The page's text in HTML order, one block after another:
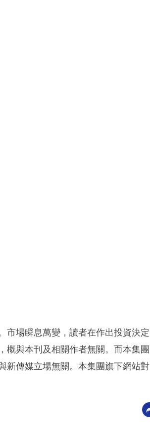
市場瞬息萬變，讀者在作出投資決定
概與本刊及相關作者無關。而本集團
新傳媒立場無關。本集團旗下網站對